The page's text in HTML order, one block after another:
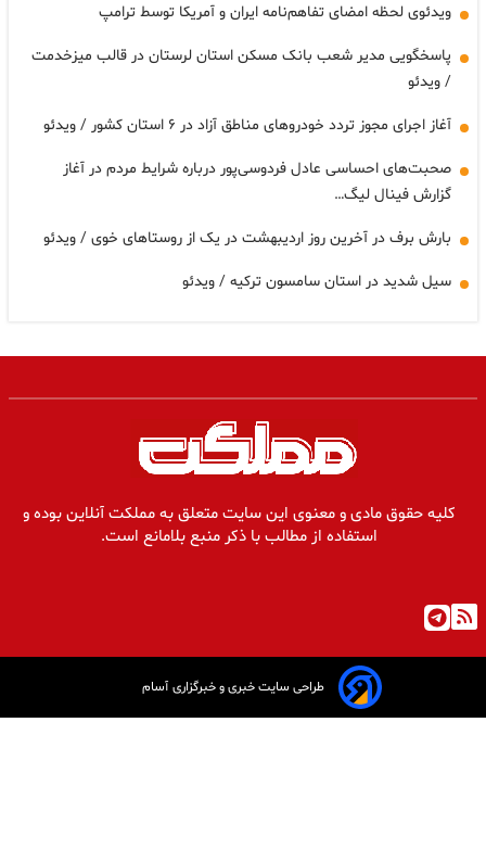
لحظه امضای تفاهم‌نامه ایران و آمریکا توسط ترامپ
مدیر شعب بانک مسکن استان لرستان در قالب میزخدمت
اجرای مجوز تردد خودروهای مناطق آزاد در ۶ استان کشور / ویدئو
احساسی عادل فردوسی‌پور درباره شرایط مردم در آغاز
فینال لیگ…
برف در آخرین روز اردیبهشت در یک از روستاهای خوی / ویدئو
شدید در استان سامسون ترکیه / ویدئو
حقوق مادی و معنوی این سایت متعلق به مملکت آنلاین بوده و
استفاده از مطالب با ذکر منبع بلامانع است.
طراحی سایت خبری و خبرگزاری آسام